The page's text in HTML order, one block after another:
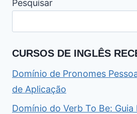
Pesquisar
CURSOS DE INGLÊS
Domínio de Pronomes
de Aplicação
Domínio do Verb To Be: